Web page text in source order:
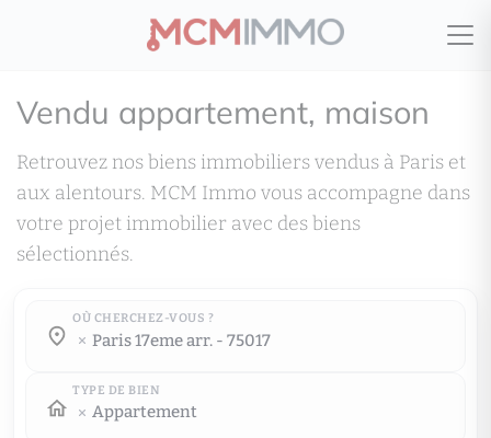
Vendu appartement, maison
Retrouvez nos biens immobiliers vendus à Paris et
aux alentours. MCM Immo vous accompagne dans
votre projet immobilier avec des biens
sélectionnés.
OÙ CHERCHEZ-VOUS ?
Où cherchez-vous ?
paris 17eme arr. - 75017
Où cherchez-vous ?
TYPE DE BIEN
Appartement